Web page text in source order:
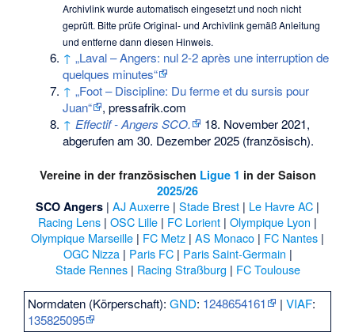
Archivlink wurde automatisch eingesetzt und noch nicht
geprüft. Bitte prüfe Original- und Archivlink gemäßAnleitung
und entferne dann diesen Hinweis.
↑ „Laval – Angers: nul 2-2 après une interruption de
quelques minutes“
↑ „Foot – Discipline: Du ferme et du sursis pour
Juan“
, pressafrik.com
↑ Effectif - Angers SCO.
18. November 2021,
abgerufen am 30. Dezember 2025 (französisch).
Vereine in der französischen Ligue 1 in der Saison
2025/26
SCO Angers | AJ Auxerre | Stade Brest | Le Havre AC |
Racing Lens | OSC Lille | FC Lorient | Olympique Lyon |
Olympique Marseille | FC Metz | AS Monaco | FC Nantes |
OGC Nizza| Paris FC| Paris Saint-Germain |
Stade Rennes| Racing Straßburg | FC Toulouse
Normdaten (Körperschaft):GND: 1248654161 |VIAF:
135825095